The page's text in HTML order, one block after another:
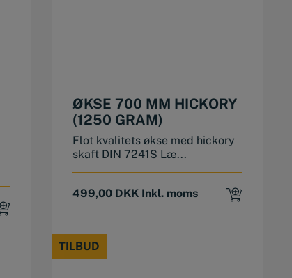
ØKSE 700 MM HICKORY
(1250 GRAM)
Flot kvalitets økse med hickory
skaft DIN 7241S Læ...
499,00 DKK Inkl. moms
TILBUD
TILBUD